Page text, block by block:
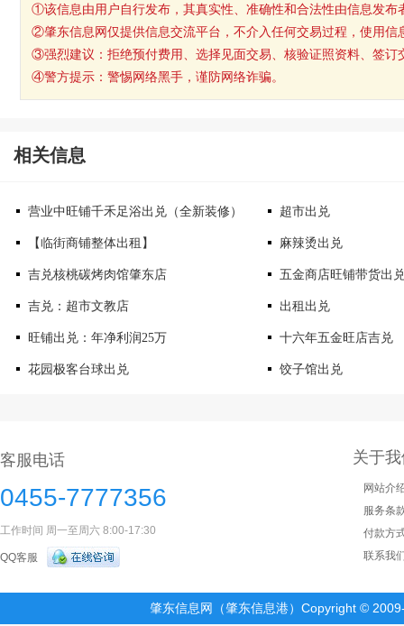
①该信息由用户自行发布，其真实性、准确性和合法性由信息发布
②肇东信息网仅提供信息交流平台，不介入任何交易过程，使用信
③强烈建议：拒绝预付费用、选择见面交易、核验证照资料、签订
④警方提示：警惕网络黑手，谨防网络诈骗。
相关信息
营业中旺铺千禾足浴出兑（全新装修） 超市出兑
【临街商铺整体出租】 麻辣烫出兑
吉兑核桃碳烤肉馆肇东店 五金商店旺铺带货出
吉兑：超市文教店 出租出兑
旺铺出兑：年净利润25万 十六年五金旺店吉兑
花园极客台球出兑 饺子馆出兑
客服电话
0455-7777356
工作时间 周一至周六 8:00-17:30
QQ客服
关于
网站介
服务条
付款方
联系我
肇东信息网（肇东信息港）Copyright ©